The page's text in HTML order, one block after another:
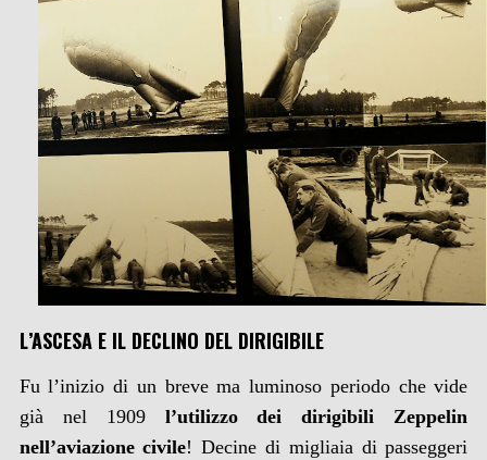
L’ASCESA E IL DECLINO DEL DIRIGIBILE
Fu l’inizio di un breve ma luminoso periodo che vide
già nel 1909 l’utilizzo dei dirigibili Zeppelin
nell’aviazione civile! Decine di migliaia di passeggeri